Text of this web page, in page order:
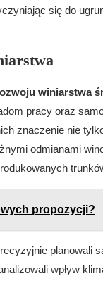
się do
winiarstwa
pracy oraz
znaczenie nie
odmianami
propozycji?
planowali
wpływ